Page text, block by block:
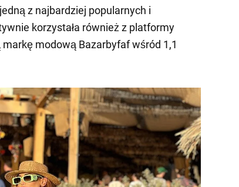
z najbardziej popularnych i
korzystała również z platformy
modową Bazarbyfaf wśród 1,1